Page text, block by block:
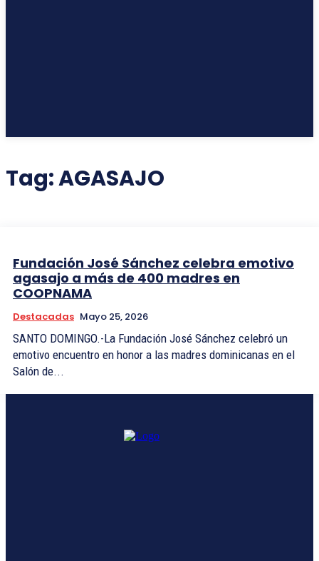
Tag:AGASAJO
Fundación José Sánchez celebra emotivo
agasajo a más de 400 madres en
COOPNAMA
Destacadas Mayo 25, 2026
SANTO DOMINGO.-La Fundación José Sánchez celebró un
emotivo encuentro en honor a las madres dominicanas en el
Salón de...